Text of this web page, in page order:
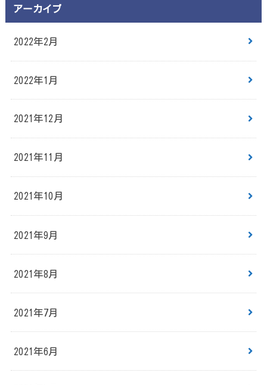
アーカイブ
2022年2月
2022年1月
2021年12月
2021年11月
2021年10月
2021年9月
2021年8月
2021年7月
2021年6月